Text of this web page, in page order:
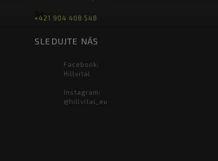
Tel.:
+421 904 408 548
SLEDUJTE NÁS
Facebook:
Hillvital
Instagram:
@hillvital_eu